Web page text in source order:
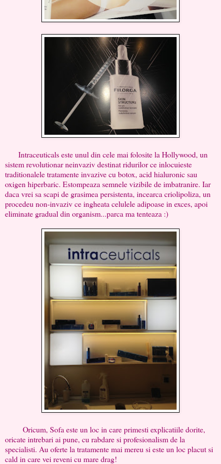
Intraceuticals este unul din cele mai folosite la Hollywood, un
sistem revolutionar neinvaziv destinat ridurilor ce inlocuieste
traditionalele tratamente invazive cu botox, acid hialuronic sau
oxigen hiperbaric. Estompeaza semnele vizibile de imbatranire. Iar
daca vrei sa scapi de grasimea persistenta, incearca criolipoliza, un
procedeu non-invaziv ce ingheata celulele adipoase in exces, apoi
eliminate gradual din organism...parca ma tenteaza :)
Oricum, Sofa este un loc in care primesti explicatiile dorite,
oricate intrebari ai pune, cu rabdare si profesionalism de la
specialisti. Au oferte la tratamente mai mereu si este un loc placut si
cald in care vei reveni cu mare drag!